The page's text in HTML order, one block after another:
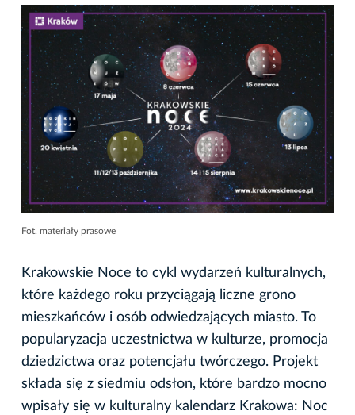
Fot. materiały prasowe
Krakowskie Noce to cykl wydarzeń kulturalnych,
które każdego roku przyciągają liczne grono
mieszkańców i osób odwiedzających miasto. To
popularyzacja uczestnictwa w kulturze, promocja
dziedzictwa oraz potencjału twórczego. Projekt
składa się z siedmiu odsłon, które bardzo mocno
wpisały się w kulturalny kalendarz Krakowa: Noc